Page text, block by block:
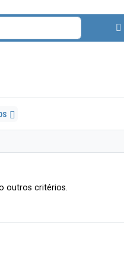
outros critérios.